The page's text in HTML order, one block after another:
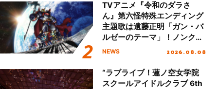
TVアニメ『令和のダラさ
ん』第六怪特殊エンディング
主題歌は遠藤正明「ガン・バ
ルゼーのテーマ」！ノンクレ
ジットエンディング映像も公
NEWS 2026.08.08
“ラブライブ！蓮ノ空女学院
スクールアイドルクラブ 6th